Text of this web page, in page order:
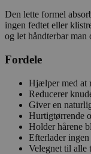
Den lette formel
ingen fedtet eller
og let håndterbar man
Fordele
Hjælper med at
Reducerer
Giver en
Hurtigtørrende
Holder hårene
Efterlader
Velegnet til alle